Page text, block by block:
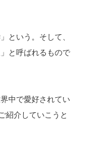
という。そして、
と呼ばれるもので
中で愛好されてい
紹介していこうと